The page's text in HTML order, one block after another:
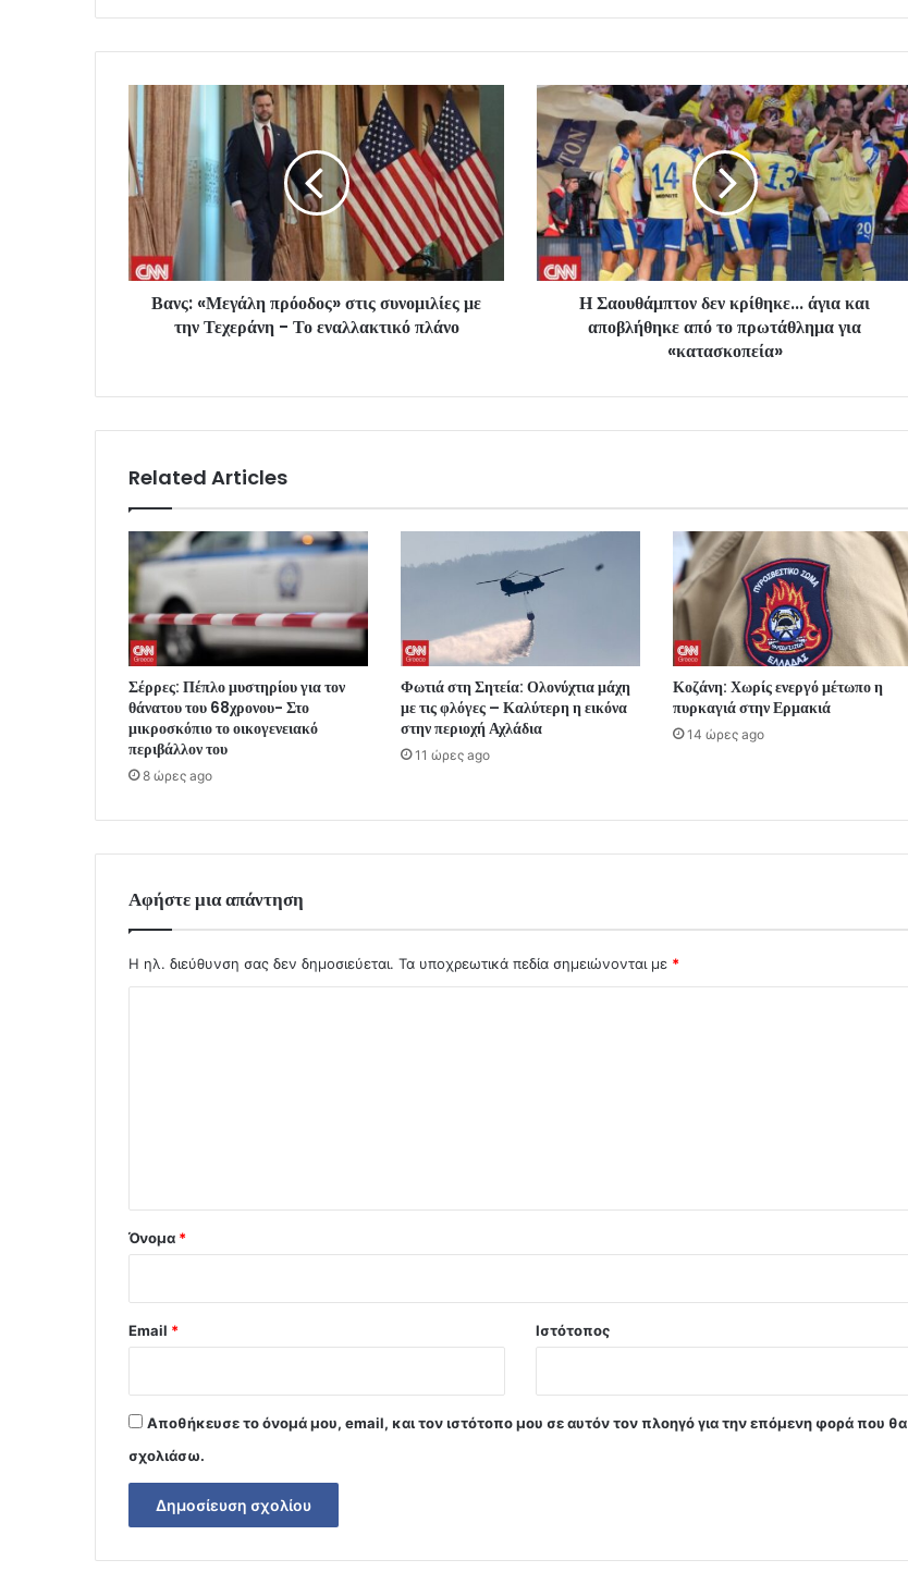
Βανς: «Μεγάλη πρόοδος» στις συνομιλίες με
την Τεχεράνη - Το εναλλακτικό πλάνο
Η Σαουθάμπτον δεν κρίθηκε... άγια και
αποβλήθηκε από το πρωτάθλημα για
«κατασκοπεία»
Related Articles
Σέρρες: Πέπλο μυστηρίου για τον
θάνατου του 68χρονου- Στο
μικροσκόπιο το οικογενειακό
περιβάλλον του
8 ώρες ago
Φωτιά στη Σητεία: Ολονύχτια μάχη
με τις φλόγες – Καλύτερη η εικόνα
στην περιοχή Αχλάδια
11 ώρες ago
Κοζάνη: Χωρίς ενεργό μέτωπο η
πυρκαγιά στην Ερμακιά
14 ώρες ago
Αφήστε μια απάντηση
Η ηλ. διεύθυνση σας δεν δημοσιεύεται. Τα υποχρεωτικά πεδία σημειώνονται με *
Όνομα *
Email * Ιστότοπος
Αποθήκευσε το όνομά μου, email, και τον ιστότοπο μου σε αυτόν τον πλοηγό για την επόμενη φορά που θα
σχολιάσω.